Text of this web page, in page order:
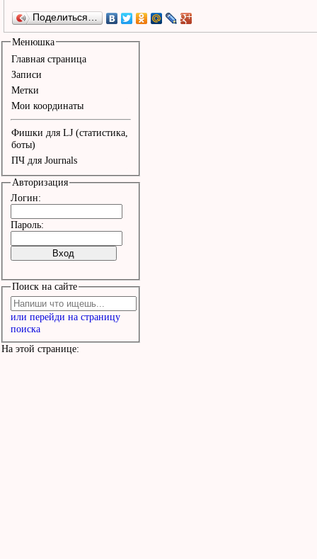
Поделиться…
Менюшка
Главная страница
Записи
Метки
Мои координаты
Фишки для LJ (статистика,
боты)
ПЧ для Journals
Авторизация
Логин:
Пароль:
Поиск на сайте
или перейди на страницу
поиска
На этой странице: